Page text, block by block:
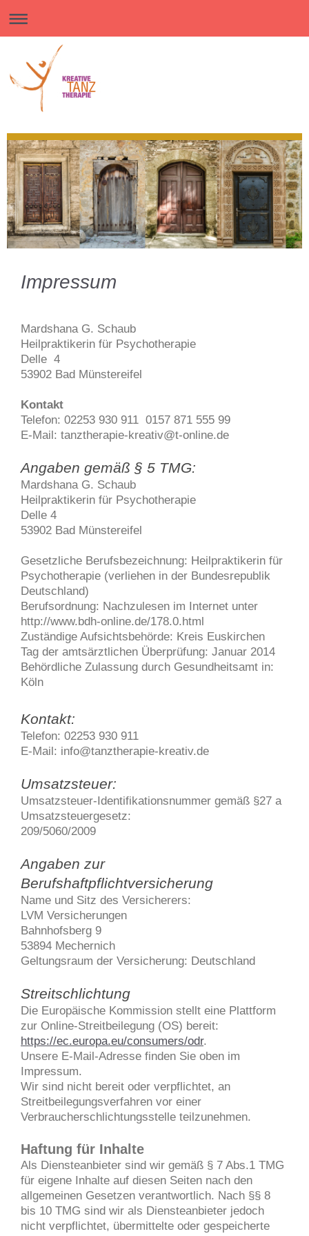
Impressum
Mardshana G. Schaub
Heilpraktikerin für Psychotherapie
Delle 4
53902 Bad Münstereifel
Kontakt
Telefon: 02253 930 911 0157 871 555 99
E-Mail: tanztherapie-kreativ@t-online.de
Angaben gemäß § 5 TMG:
Mardshana G. Schaub
Heilpraktikerin für Psychotherapie
​Delle 4
​53902 ​Bad Münstereifel
Gesetzliche Berufsbezeichnung: Heilpraktikerin für
Psychotherapie (verliehen in der Bundesrepublik
Deutschland)
Berufsordnung: Nachzulesen im Internet unter
http://www.bdh-online.de/178.0.html
Zuständige Aufsichtsbehörde: Kreis Euskirchen
Tag der amtsärztlichen Überprüfung: Januar 2014
Behördliche Zulassung durch Gesundheitsamt in:
Köln
Kontakt:
Telefon: 02253 930 911
E-Mail: info@tanztherapie-kreativ.de
Umsatzsteuer:
Umsatzsteuer-Identifikationsnummer gemäß §27 a
Umsatzsteuergesetz:
209/5060/2009
Angaben zur
Berufshaftpflichtversicherung
Name und Sitz des Versicherers:
LVM Versicherungen
Bahnhofsberg 9
53894 Mechernich
Geltungsraum der Versicherung: Deutschland
Streitschlichtung
Die Europäische Kommission stellt eine Plattform
zur Online-Streitbeilegung (OS) bereit:
https://ec.europa.eu/consumers/odr.
Unsere E-Mail-Adresse finden Sie oben im
Impressum.
Wir sind nicht bereit oder verpflichtet, an
Streitbeilegungsverfahren vor einer
Verbraucherschlichtungsstelle teilzunehmen.
Haftung für Inhalte
Als Diensteanbieter sind wir gemäß § 7 Abs.1 TMG
für eigene Inhalte auf diesen Seiten nach den
allgemeinen Gesetzen verantwortlich. Nach §§ 8
bis 10 TMG sind wir als Diensteanbieter jedoch
nicht verpflichtet, übermittelte oder gespeicherte